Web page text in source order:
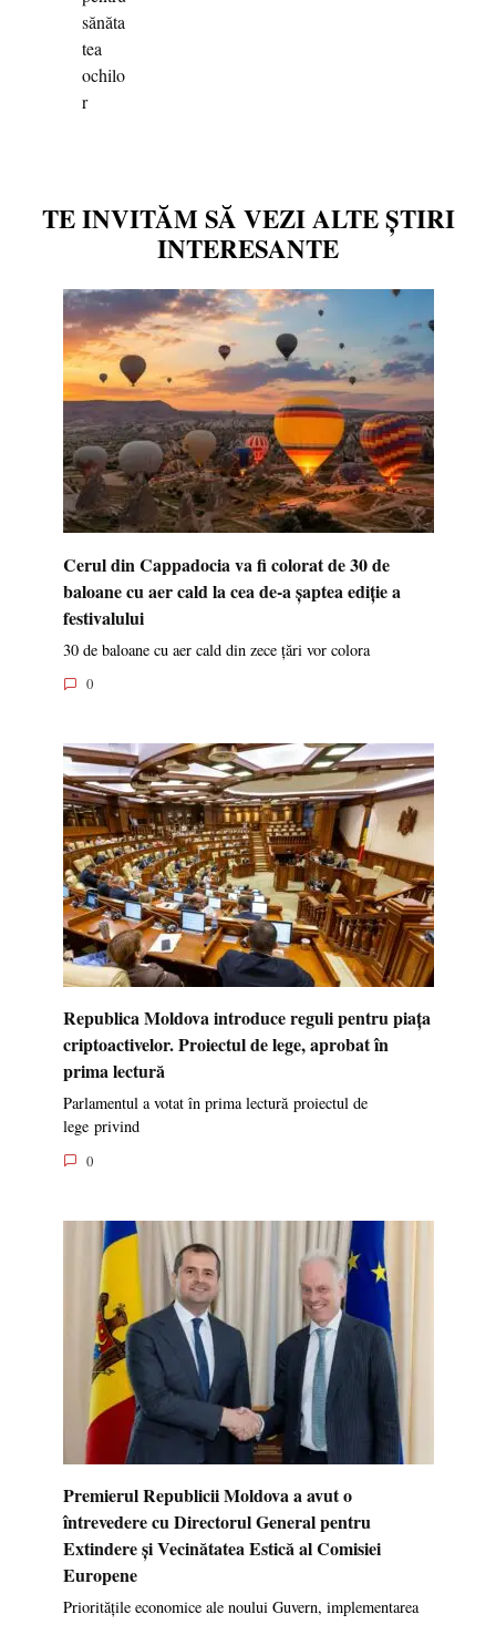
TE INVITĂM SĂ VEZI ALTE ȘTIRI
INTERESANTE
Cerul din Cappadocia va fi colorat de 30 de
baloane cu aer cald la cea de-a șaptea ediție a
festivalului
30 de baloane cu aer cald din zece țări vor colora
0
Republica Moldova introduce reguli pentru piața
criptoactivelor. Proiectul de lege, aprobat în
prima lectură
Parlamentul a votat în prima lectură proiectul de
lege privind
0
Premierul Republicii Moldova a avut o
întrevedere cu Directorul General pentru
Extindere și Vecinătatea Estică al Comisiei
Europene
Prioritățile economice ale noului Guvern, implementarea